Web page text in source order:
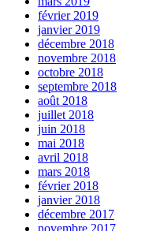
février 2019
janvier 2019
décembre 2018
novembre 2018
octobre 2018
septembre 2018
août 2018
juillet 2018
juin 2018
mai 2018
avril 2018
mars 2018
février 2018
janvier 2018
décembre 2017